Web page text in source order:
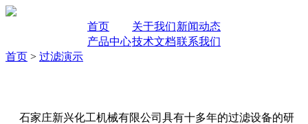
首页 关于我们新闻动态
产品中心技术文档联系我们
首页 > 过滤演示
石家庄新兴化工机械有限公司具有十多年的过滤设备的研